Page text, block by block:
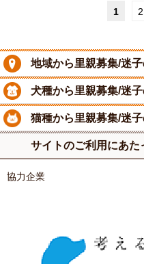
1 2
地域から里親募集/迷
犬種から里親募集/迷
猫種から里親募集/迷
サイトのご利用にあた
協力企業